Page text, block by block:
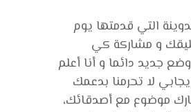
التي قدمتها يوم
و مشاركة كي
جديد دائما و أنا أعلم
لا تحرمنا بدعمك
موضوع مع أصدقائك،